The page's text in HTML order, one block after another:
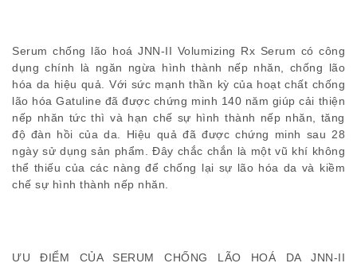
Serum chống lão hoá JNN-II Volumizing Rx Serum có công
dụng chính là ngăn ngừa hình thành nếp nhăn, chống lão
hóa da hiệu quả. Với sức mạnh thần kỳ của hoạt chất chống
lão hóa Gatuline đã được chứng minh 140 năm giúp cải thiện
nếp nhăn tức thì và hạn chế sự hình thành nếp nhăn, tăng
độ đàn hồi của da. Hiệu quả đã được chứng minh sau 28
ngày sử dụng sản phẩm. Đây chắc chắn là một vũ khí không
thể thiếu của các nàng để chống lại sự lão hóa da và kiềm
chế sự hình thành nếp nhăn.
ƯU ĐIỂM CỦA SERUM CHỐNG LÃO HOÁ DA JNN-II